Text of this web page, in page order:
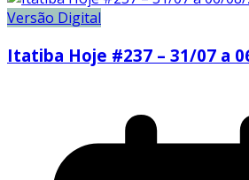
Versão Digital
Itatiba Hoje #237 – 31/07 a